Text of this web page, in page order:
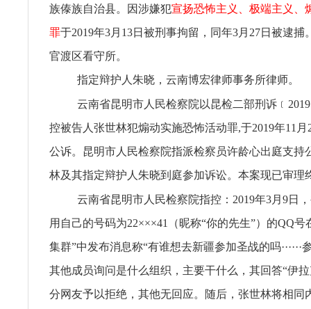
族傣族自治县。因涉嫌犯宣扬恐怖主义、极端主义、
罪于2019年3月13日被刑事拘留，同年3月27日被逮捕
官渡区看守所。
指定辩护人朱晓，云南博宏律师事务所律师。
云南省昆明市人民检察院以昆检二部刑诉
控被告人张世林犯煽动实施恐怖活动罪,于2019年11
公诉。昆明市人民检察院指派检察员许龄心出庭支持
林及其指定辩护人朱晓到庭参加诉讼。本案现已审理
云南省昆明市人民检察院指控：2019年3月9日
用自己的号码为22×××41（昵称“你的先生”）的QQ号
集群”中发布消息称“有谁想去新疆参加圣战的吗······
其他成员询问是什么组织，主要干什么，其回答“伊
分网友予以拒绝，其他无回应。随后，张世林将相同